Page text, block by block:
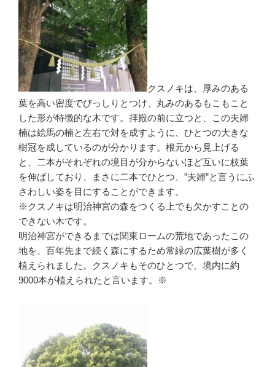
クスノキは、厚みのある
葉を高い密度でびっしりとつけ、丸みのあるもこもこと
した形が特徴的な木です。拝殿の前に立つと、この夫婦
楠は絵馬の楠と左右で対を成すように、ひとつの大きな
樹冠を成しているのが分かります。根元から見上げる
と、二本がそれぞれの境目が分からないほど互いに枝葉
を伸ばしており、まさに二本でひとつ、”夫婦”と言うにふ
さわしい姿を目にすることができます。
※クスノキは明治神宮の森をつくる上でも欠かすことの
できない木です。
明治神宮ができるまでは関東ロームの荒地であったこの
地を、百年先まで続く森にするため常緑の広葉樹が多く
植えられました。クスノキもそのひとつで、境内に約
9000本が植えられたと言います。※